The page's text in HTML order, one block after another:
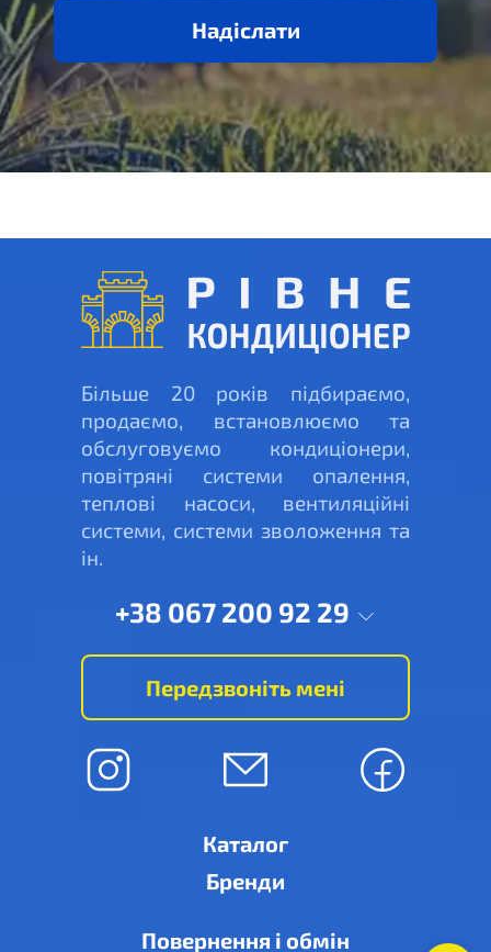
Надіслати
Більше 20 років підбираємо,
продаємо, встановлюємо та
обслуговуємо кондиціонери,
повітряні системи опалення,
теплові насоси, вентиляційні
системи, системи зволоження та
ін.
+38 067 200 92 29
Передзвоніть мені
Каталог
Бренди
Повернення і обмін